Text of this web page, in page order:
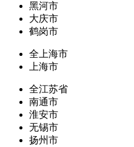
黑河市
大庆市
鹤岗市
全上海市
上海市
全江苏省
南通市
淮安市
无锡市
扬州市